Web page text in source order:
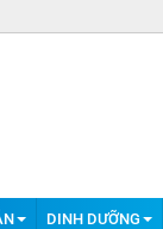
DINH DƯỠNG